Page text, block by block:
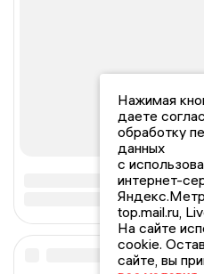
Нажимая
даете
обработку
данных
с
интернет-
top.mail.ru,
На сайте
cookie.
сайте, вы